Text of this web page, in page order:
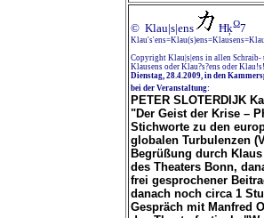
© Klau|s|ens ĦķΩ7
Copyright Klau|s|ens in allen Schraib-
Klausens oder Klau?s?ens oder
Dienstag, 28.4.2009, in den
bei der Veranstaltung:
PETER SLOTERDIJK
"Der Geist der Krise –
Stichworte zu den
globalen Turbulenzen
Begrüßung durch
des Theaters Bonn,
frei gesprochener
danach noch circa 1
Gespräch mit Manfred